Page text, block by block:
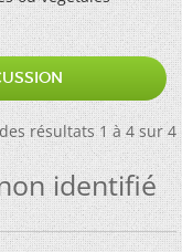
résultats 1 à 4 sur 4
identifié